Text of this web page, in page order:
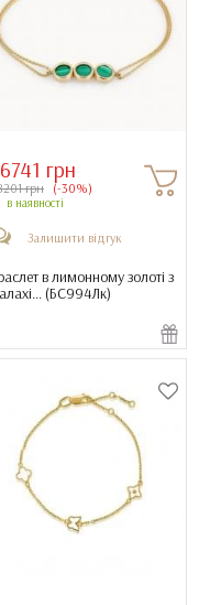
грн
грн (-30%)
в наявності
Залишити відгук
в лимонному золоті з
(БС994Лк)